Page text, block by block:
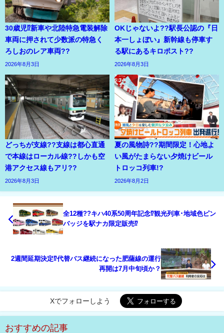
30歳児⁉新車や北陸特急電装解除
車両に押されて少数派の特急く
ろしおのレア車両??
2026年8月3日
OKじゃないよ??駅長公認の『日
本一しょぼい』新幹線も停車す
る駅にあるキロポスト??
2026年8月3日
どっちが支線??支線は都心直通
で本線はローカル線??しかも空
港アクセス線もアリ??
2026年8月3日
夏の風物詩??期間限定！心地よ
い風がたまらない夕焼けビール
トロッコ列車!?
2026年8月2日
全12種??キハ40系50周年記念⁉観光列車･地域色ピン
バッジを駅ナカ限定販売⁉
2週間延期決定⁉代替バス継続になった肥薩線の運行
再開は7月中旬頃か？
Xでフォローしよう
おすすめの記事